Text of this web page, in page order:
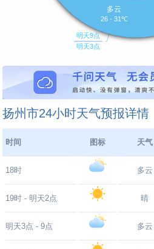
扬州市24小时天气预报详情
时间 图标 天气
18时 多云
19时 - 明天2点 晴
明天3点 - 9点 多云